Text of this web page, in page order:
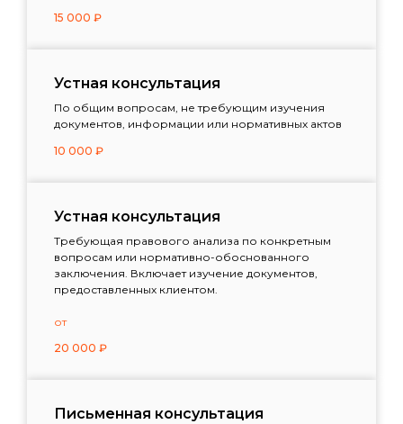
15 000 ₽
Устная консультация
По общим вопросам, не требующим изучения
документов, информации или нормативных актов
10 000 ₽
Устная консультация
Требующая правового анализа по конкретным
вопросам или нормативно-обоснованного
заключения. Включает изучение документов,
предоставленных клиентом.
от
20 000 ₽
Письменная консультация